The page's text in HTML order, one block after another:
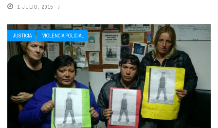
1 JULIO, 2015
JUSTICIA VIOLENCIA POLICIAL